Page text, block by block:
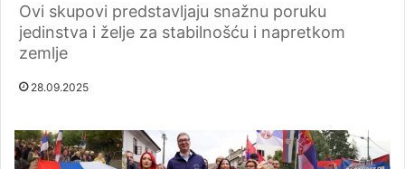
Ovi skupovi predstavljaju snažnu poruku
jedinstva i želje za stabilnošću i napretkom
zemlje
28.09.2025